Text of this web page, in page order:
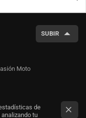
SUBIR
Moto
de
tu